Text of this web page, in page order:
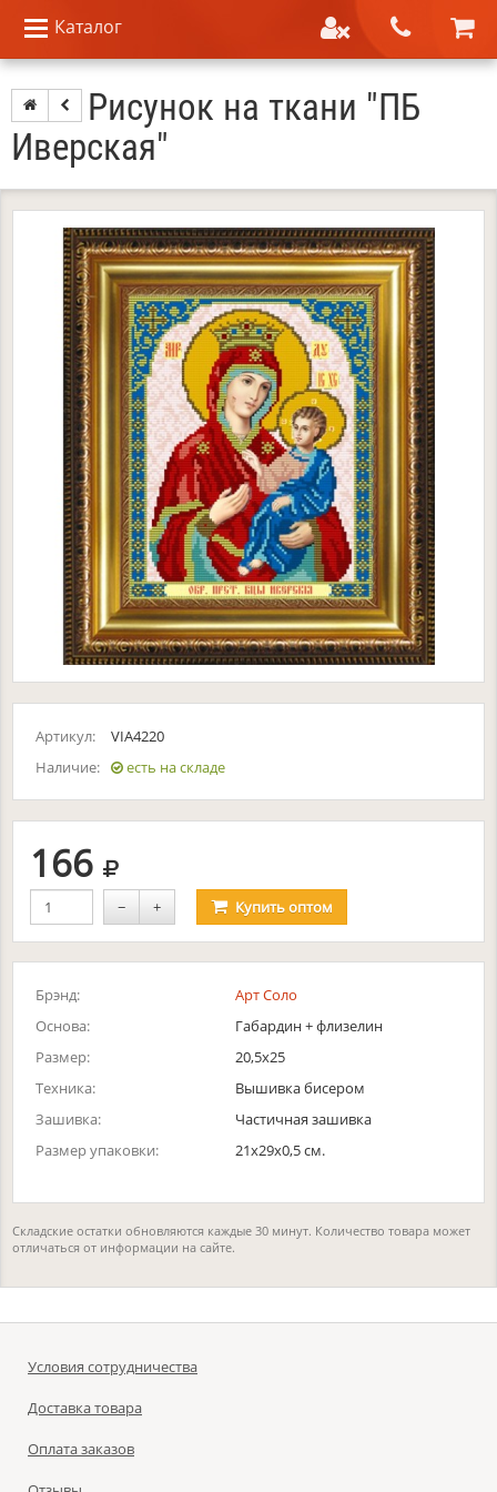
Каталог
Рисунок на ткани "ПБ
Иверская"
Артикул:
VIA4220
Наличие:
есть на складе
166 руб.
− + Купитьоптом
Брэнд:
Арт Соло
Основа:
Габардин + флизелин
Размер:
20,5х25
Техника:
Вышивка бисером
Зашивка:
Частичная зашивка
Размер упаковки:
21x29x0,5 см.
Складские остатки обновляются каждые 30 минут. Количество товара может
отличаться от информации на сайте.
Условия сотрудничества
Доставка товара
Оплата заказов